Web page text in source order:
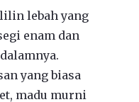
lebah yang
enam dan
yang biasa
madu murni